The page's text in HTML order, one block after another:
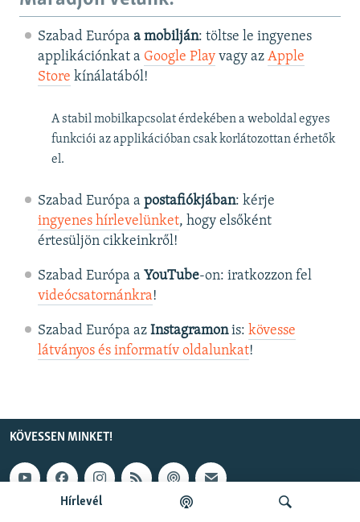
Hírlevél
Szabad Európa a mobilján: töltse le ingyenes
applikációnkat a Google Playvagy az Apple
Store kínálatából!
A stabil mobilkapcsolat érdekében a weboldal egyes
funkciói az applikációban csak korlátozottan érhetők
el.
Szabad Európa a postafiókjában: kérje
ingyenes hírlevelünket, hogy elsőként
értesüljön cikkeinkről!
Szabad Európa a YouTube-on: iratkozzon fel
videócsatornánkra!
Szabad Európa az Instagramonis: kövesse
látványos és informatív oldalunkat! ​
KÖVESSEN MINKET!